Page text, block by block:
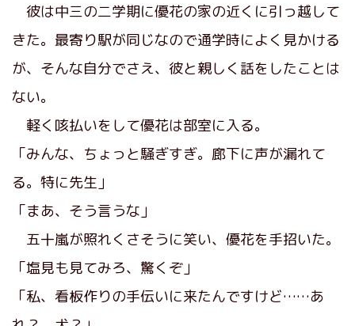
彼は中三の二学期に優花の家の近くに引っ越して
きた。最寄り駅が同じなので通学時によく見かける
が、そんな自分でさえ、彼と親しく話をしたことは
ない。
軽く咳払いをして優花は部室に入る。
「みんな、ちょっと騒ぎすぎ。廊下に声が漏れて
る。特に先生」
「まあ、そう言うな」
五十嵐が照れくさそうに笑い、優花を手招いた。
「塩見も見てみろ、驚くぞ」
「私、看板作りの手伝いに来たんですけど……あ